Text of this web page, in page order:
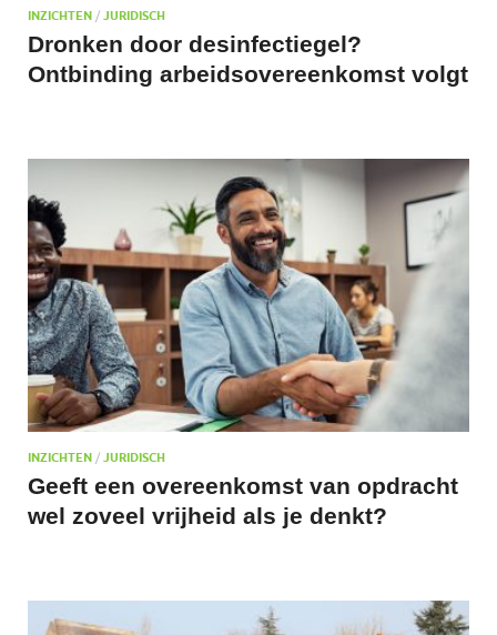
INZICHTEN / JURIDISCH
Dronken door desinfectiegel?
Ontbinding arbeidsovereenkomst volgt
INZICHTEN / JURIDISCH
Geeft een overeenkomst van opdracht
wel zoveel vrijheid als je denkt?